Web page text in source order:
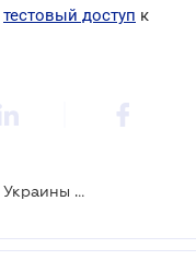
тестовый доступ к
Для грузовиков проезд по дорогам Украины может стать платным